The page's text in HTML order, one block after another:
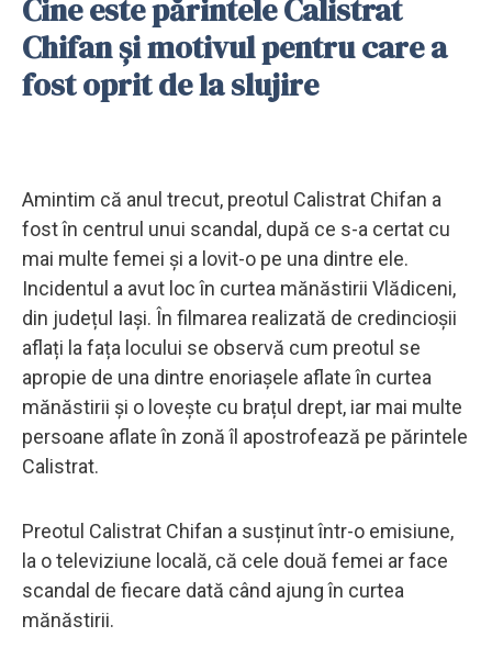
Cine este părintele Calistrat
Chifan și motivul pentru care a
fost oprit de la slujire
Amintim că anul trecut, preotul Calistrat Chifan a
fost în centrul unui scandal, după ce s-a certat cu
mai multe femei și a lovit-o pe una dintre ele.
Incidentul a avut loc în curtea mănăstirii Vlădiceni,
din județul Iași. În filmarea realizată de credincioșii
aflați la fața locului se observă cum preotul se
apropie de una dintre enoriașele aflate în curtea
mănăstirii și o lovește cu brațul drept, iar mai multe
persoane aflate în zonă îl apostrofează pe părintele
Calistrat.
Preotul Calistrat Chifan a susținut într-o emisiune,
la o televiziune locală, că cele două femei ar face
scandal de fiecare dată când ajung în curtea
mănăstirii.